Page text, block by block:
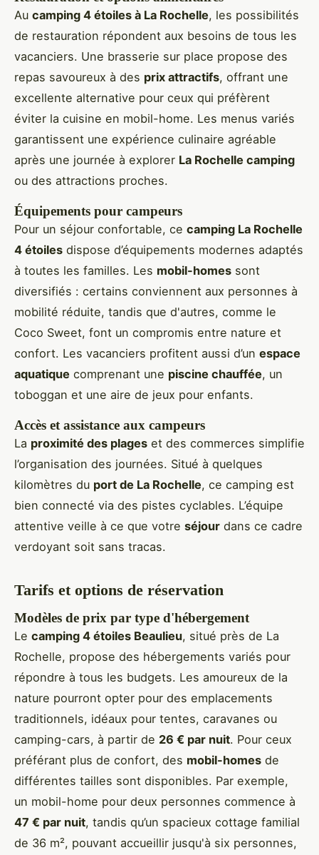
Au camping 4 étoiles à La Rochelle, les possibilités
de restauration répondent aux besoins de tous les
vacanciers. Une brasserie sur place propose des
repas savoureux à des prix attractifs, offrant une
excellente alternative pour ceux qui préfèrent
éviter la cuisine en mobil-home. Les menus variés
garantissent une expérience culinaire agréable
après une journée à explorer La Rochelle camping
ou des attractions proches.
Équipements pour campeurs
Pour un séjour confortable, ce camping La Rochelle
4 étoiles dispose d’équipements modernes adaptés
à toutes les familles. Les mobil-homes sont
diversifiés : certains conviennent aux personnes à
mobilité réduite, tandis que d'autres, comme le
Coco Sweet, font un compromis entre nature et
confort. Les vacanciers profitent aussi d’un espace
aquatique comprenant une piscine chauffée, un
toboggan et une aire de jeux pour enfants.
Accès et assistance aux campeurs
La proximité des plages et des commerces simplifie
l’organisation des journées. Situé à quelques
kilomètres du port de La Rochelle, ce camping est
bien connecté via des pistes cyclables. L’équipe
attentive veille à ce que votre séjour dans ce cadre
verdoyant soit sans tracas.
Tarifs et options de réservation
Modèles de prix par type d'hébergement
Le camping 4 étoiles Beaulieu, situé près de La
Rochelle, propose des hébergements variés pour
répondre à tous les budgets. Les amoureux de la
nature pourront opter pour des emplacements
traditionnels, idéaux pour tentes, caravanes ou
camping-cars, à partir de 26 € par nuit. Pour ceux
préférant plus de confort, des mobil-homes de
différentes tailles sont disponibles. Par exemple,
un mobil-home pour deux personnes commence à
47 € par nuit, tandis qu’un spacieux cottage familial
de 36 m², pouvant accueillir jusqu'à six personnes,